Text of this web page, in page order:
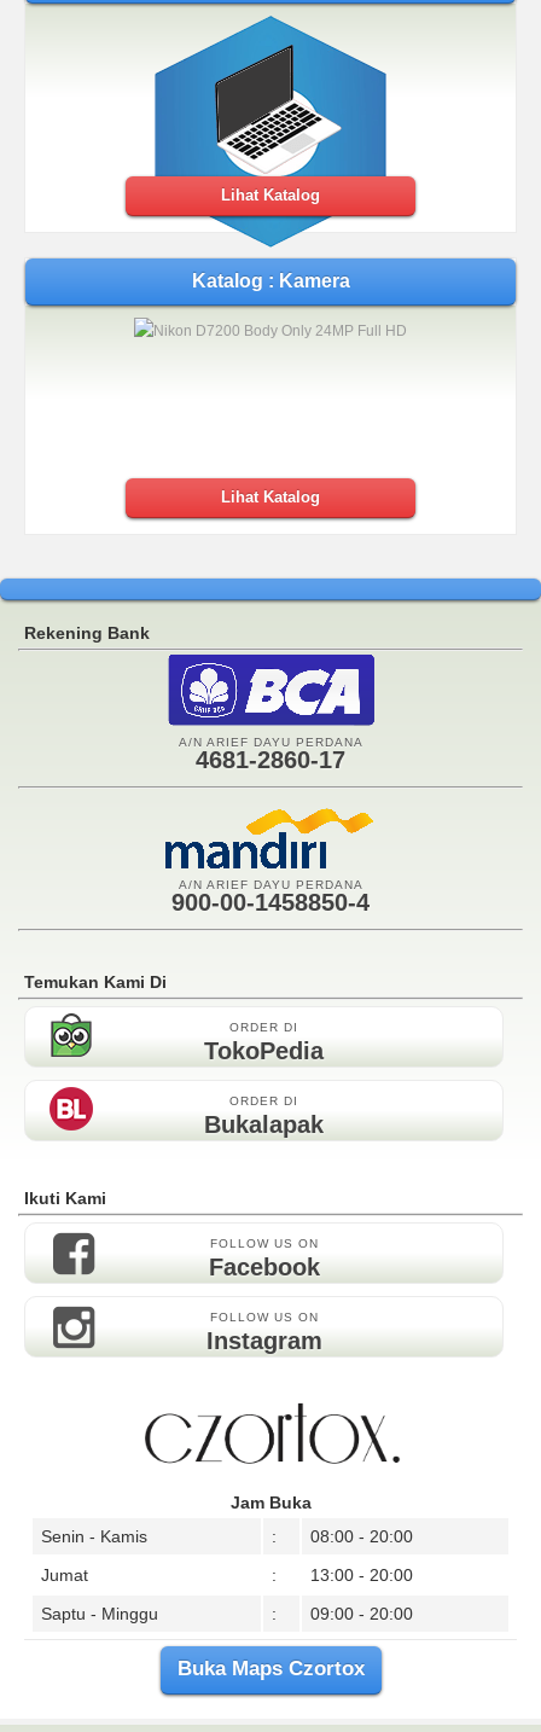
Lihat Katalog
Katalog : Kamera
Lihat Katalog
Rekening Bank
A/N ARIEF DAYU PERDANA
4681-2860-17
A/N ARIEF DAYU PERDANA
900-00-1458850-4
Temukan Kami Di
ORDER DI
TokoPedia
ORDER DI
Bukalapak
Ikuti Kami
FOLLOW US ON
Facebook
FOLLOW US ON
Instagram
Jam Buka
Senin - Kamis
:
08:00 - 20:00
Jumat
:
13:00 - 20:00
Saptu - Minggu
: 09:00 - 20:00
Buka Maps Czortox